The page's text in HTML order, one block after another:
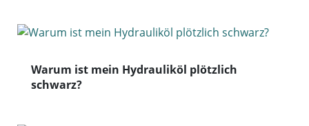
Warum ist mein Hydrauliköl plötzlich
schwarz?